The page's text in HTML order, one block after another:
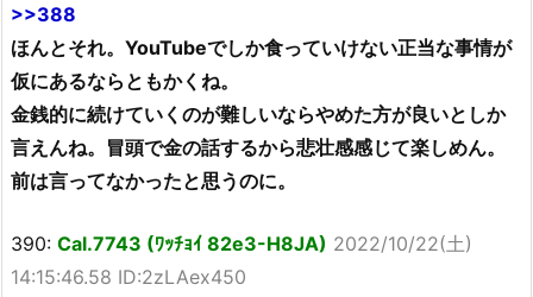
>>388
ほんとそれ。YouTubeでしか食っていけない正当な事情が
仮にあるならともかくね。
金銭的に続けていくのが難しいならやめた方が良いとしか
言えんね。冒頭で金の話するから悲壮感感じて楽しめん。
前は言ってなかったと思うのに。
390: Cal.7743 (ﾜｯﾁｮｲ 82e3-H8JA) 2022/10/22(土)
14:15:46.58 ID:2zLAex450